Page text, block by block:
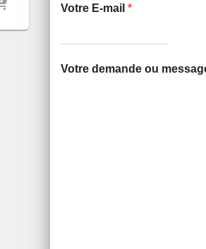
Votre E-mail *
Votre demande ou